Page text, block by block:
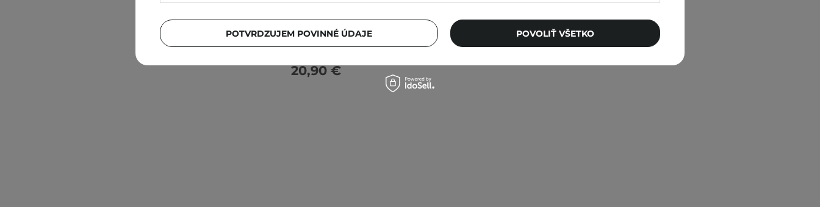
TanExpert - MineTan Ultra Dark -
Samoopaľovacia pena - 200ml
20,90 €
POTVRDZUJEM POVINNÉ ÚDAJE POVOLIŤ VŠETKO